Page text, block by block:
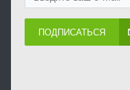
ПОДПИСАТЬСЯ